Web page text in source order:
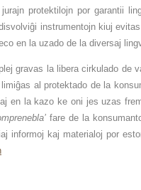
protektilojn por garantii
instrumentojn kiuj
en la uzado de la diversaj
gravas la libera cirkulado de
al protektado de la
en la kazo ke oni jes uzas
fare de la
informoj kaj materialoj por